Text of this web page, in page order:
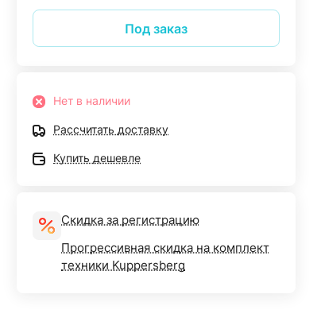
Под заказ
Нет в наличии
Рассчитать доставку
Купить дешевле
Скидка за регистрацию
Прогрессивная скидка на комплект
техники Kuppersberg